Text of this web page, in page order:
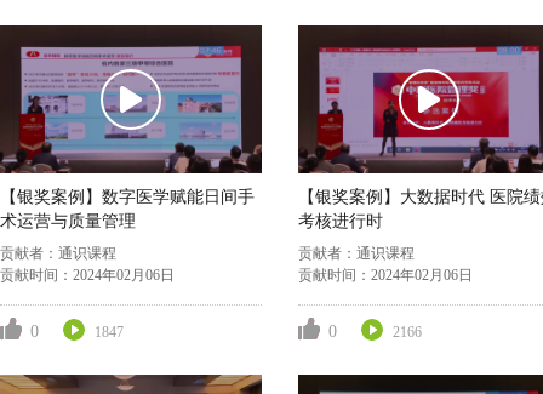
【银奖案例】数字医学赋能日间手
术运营与质量管理
贡献者： 通识课程
贡献时间： 2024年02月06日
0 1847
【银奖案例】大数据时代 医院绩效
考核进行时
贡献者： 通识课程
贡献时间： 2024年02月06日
0 2166